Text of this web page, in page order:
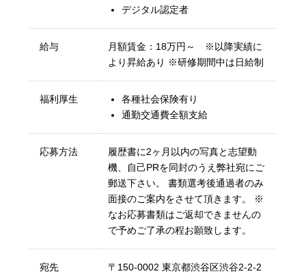
デジタル認定者
給与
月額賃金：18万円～ ※以降実績に
より昇給あり ※研修期間中は日給制
福利厚生
各種社会保険有り
通勤交通費全額支給
応募方法
履歴書に2ヶ月以内の写真と志望動
機、自己PRを同封のうえ弊社宛にご
郵送下さい。 書類選考後通過者のみ
面接のご案内をさせて頂きます。 ※
なお応募書類はご返却できませんの
で予めご了承の程お願致します。
宛先
〒150-0002 東京都渋谷区渋谷2-2-2